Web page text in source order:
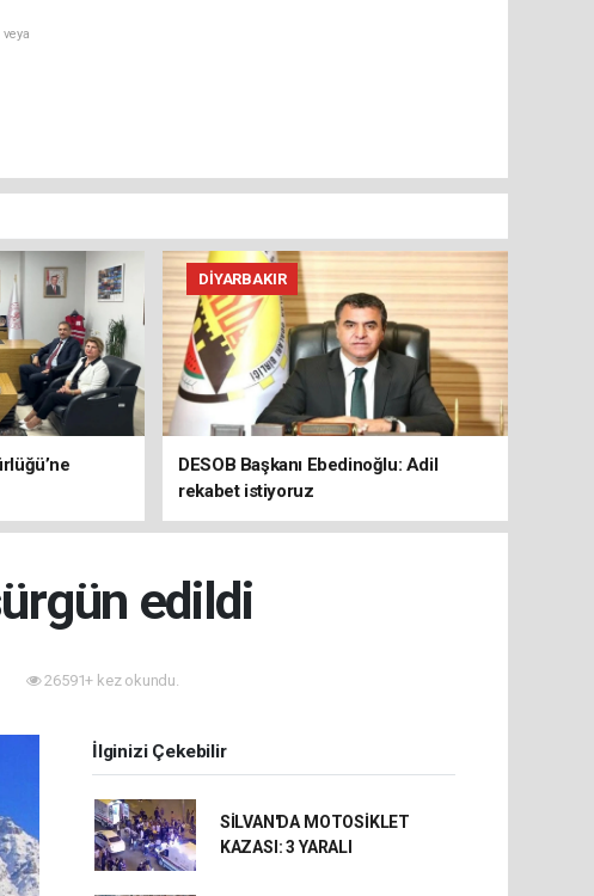
DIYARBAKIR
DESOB Başkanı Ebedinoğlu: Adil
rekabet istiyoruz
edildi
26591+ kez okundu.
İlginizi Çekebilir
SİLVAN'DA MOTOSİKLET
KAZASI: 3 YARALI